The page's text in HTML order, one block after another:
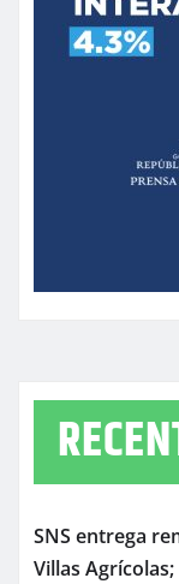
SNS entrega
Villas